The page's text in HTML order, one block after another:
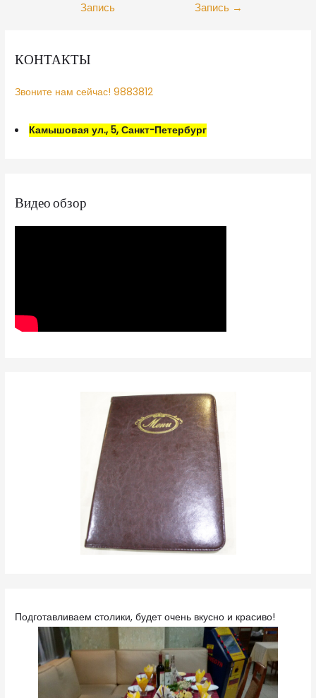
Запись
Запись →
КОНТАКТЫ
Звоните нам сейчас! 9883812
Камышовая ул., 5, Санкт-Петербург
Видео обзор
Подготавливаем столики, будет очень вкусно и красиво!